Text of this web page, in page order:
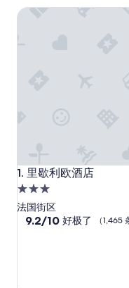
1. 里歇利欧酒店
里歇利欧酒店
3.0
星
住
法国街区
9.2
9.2/10 好极了 （1,465
里歇利欧酒店